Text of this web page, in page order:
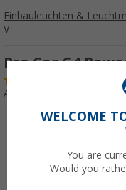
Einbauleuchten &
V
Pro Car G4
Art.-Nr.: 225020
WELCOME
You are
Would you